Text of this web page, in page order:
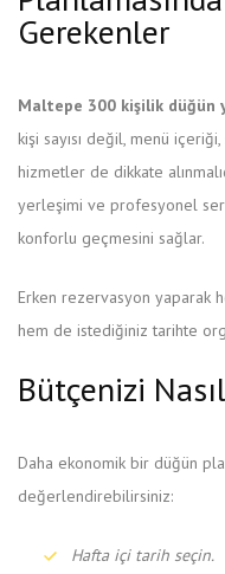
Gerekenler
Maltepe 300 kişilik düğün
kişi sayısı değil, menü
hizmetler de dikkate
yerleşimi ve profesyonel
konforlu geçmesini sağlar.
Erken rezervasyon yaparak
hem de istediğiniz tarihte
Bütçenizi
Daha ekonomik bir düğün
değerlendirebilirsiniz:
Hafta içi tarih seçin.